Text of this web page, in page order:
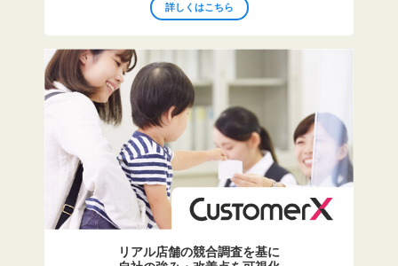
詳しくはこちら
リアル店舗の競合調査を基に